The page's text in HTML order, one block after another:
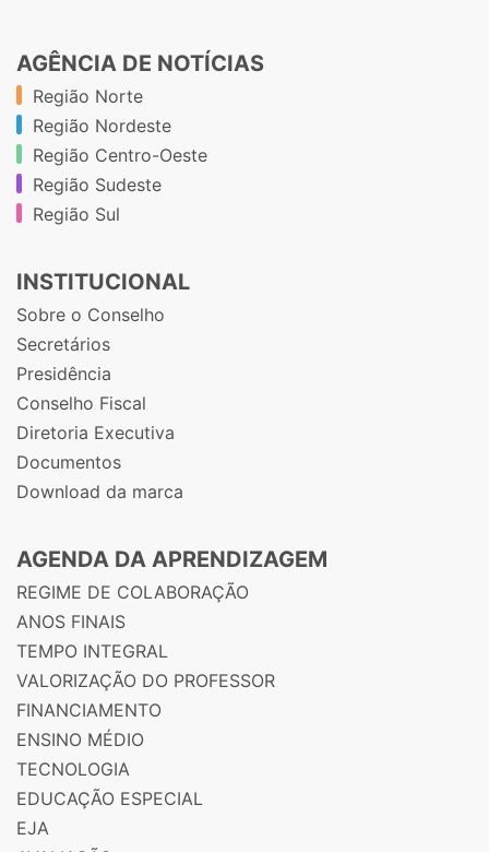
AGÊNCIA DE NOTÍCIAS
Região Norte
Região Nordeste
Região Centro-Oeste
Região Sudeste
Região Sul
INSTITUCIONAL
Sobre o Conselho
Secretários
Presidência
Conselho Fiscal
Diretoria Executiva
Documentos
Download da marca
AGENDA DA APRENDIZAGEM
REGIME DE COLABORAÇÃO
ANOS FINAIS
TEMPO INTEGRAL
VALORIZAÇÃO DO PROFESSOR
FINANCIAMENTO
ENSINO MÉDIO
TECNOLOGIA
EDUCAÇÃO ESPECIAL
EJA